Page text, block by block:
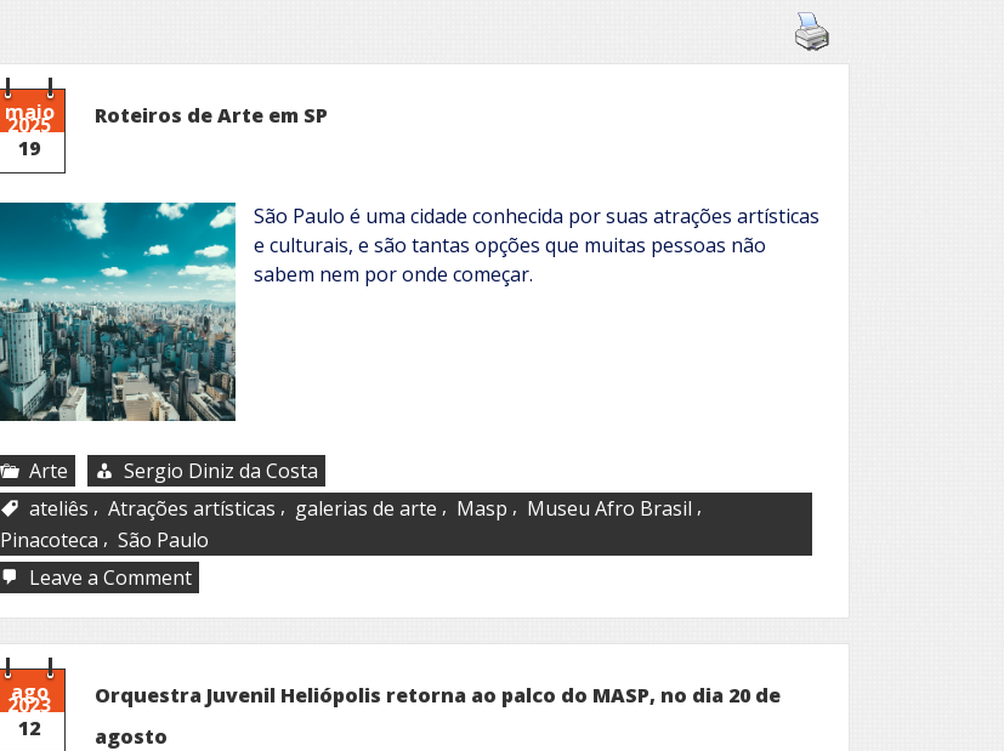
maio
2025
19
Roteiros de Arte em SP
São Paulo é uma cidade conhecida por suas atrações artísticas
e culturais, e são tantas opções que muitas pessoas não
sabem nem por onde começar.
Arte
Sergio Diniz da Costa
ateliês , Atrações artísticas , galerias de arte , Masp , Museu Afro Brasil ,
Pinacoteca , São Paulo
Leave a Commenton
Roteiros
de
Arte
SP
ago
2023
12
Orquestra Juvenil Heliópolis retorna ao palco do MASP, no dia 20 de
agosto